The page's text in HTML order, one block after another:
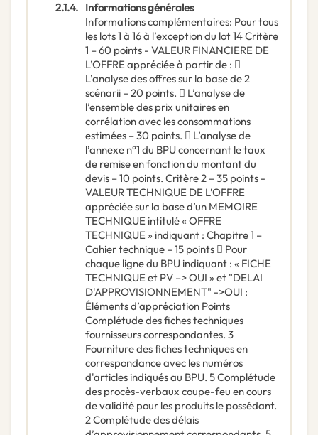
2.1.4. Informations générales
Informations complémentaires: Pour tous
les lots 1 à 16 à l’exception du lot 14 Critère
1 – 60 points - VALEUR FINANCIERE DE
L’OFFRE appréciée à partir de : 
L’analyse des offres sur la base de 2
scénarii – 20 points.  L’analyse de
l’ensemble des prix unitaires en
corrélation avec les consommations
estimées – 30 points.  L’analyse de
l’annexe n°1 du BPU concernant le taux
de remise en fonction du montant du
devis – 10 points. Critère 2 – 35 points -
VALEUR TECHNIQUE DE L’OFFRE
appréciée sur la base d’un MEMOIRE
TECHNIQUE intitulé « OFFRE
TECHNIQUE » indiquant : Chapitre 1 –
Cahier technique – 15 points  Pour
chaque ligne du BPU indiquant : « FICHE
TECHNIQUE et PV –> OUI » et "DELAI
D'APPROVISIONNEMENT" ->OUI :
Éléments d’appréciation Points
Complétude des fiches techniques
fournisseurs correspondantes. 3
Fourniture des fiches techniques en
correspondance avec les numéros
d'articles indiqués au BPU. 5 Complétude
des procès-verbaux coupe-feu en cours
de validité pour les produits le possédant.
2 Complétude des délais